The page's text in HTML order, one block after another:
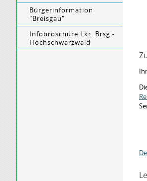
Bürgerinformation
"Breisgau"
Infobroschüre Lkr. Brsg.-
Hochschwarzwald